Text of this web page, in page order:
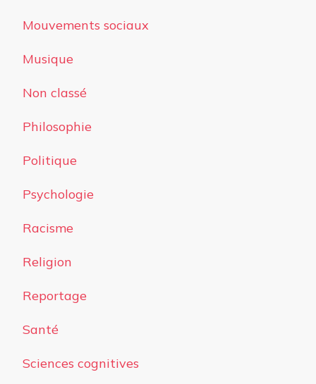
Mouvements sociaux
Musique
Non classé
Philosophie
Politique
Psychologie
Racisme
Religion
Reportage
Santé
Sciences cognitives